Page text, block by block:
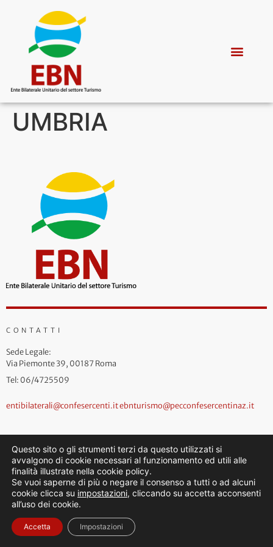
UMBRIA
CONTATTI
Sede Legale:
Via Piemonte 39, 00187 Roma
Tel: 06/4725509
entibilaterali@confesercenti.itebnturismo@pecconfesercentinaz.it
Questo sito o gli strumenti terzi da questo utilizzati si
avvalgono di cookie necessari al funzionamento ed utili alle
finalità illustrate nella cookie policy.
Se vuoi saperne di più o negare il consenso a tutti o ad alcuni
cookie clicca su impostazioni, cliccando su accetta acconsenti
all’uso dei cookie.
Accetta Impostazioni